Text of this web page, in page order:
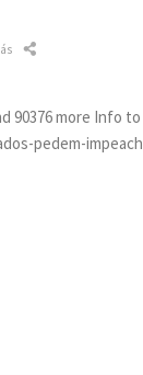
90376 more Info
pedem-